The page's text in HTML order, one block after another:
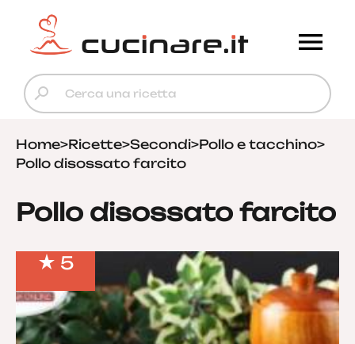
Home>Ricette>Secondi>Pollo e tacchino>
Pollo disossato farcito
Pollo disossato farcito
5